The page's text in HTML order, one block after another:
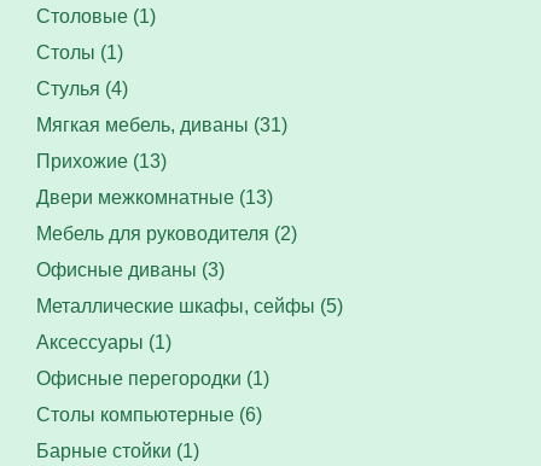
Столовые (1)
Столы (1)
Стулья (4)
Мягкая мебель, диваны (31)
Прихожие (13)
Двери межкомнатные (13)
Мебель для руководителя (2)
Офисные диваны (3)
Металлические шкафы, сейфы (5)
Аксессуары (1)
Офисные перегородки (1)
Столы компьютерные (6)
Барные стойки (1)